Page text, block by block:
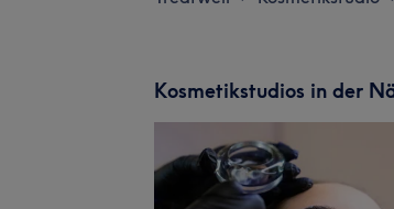
Kosmetikstudios in der